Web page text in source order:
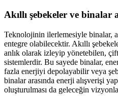
Akıllı şebekeler ve binalar
Teknolojinin ilerlemesiyle binalar,
entegre olabilecektir. Akıllı
anlık olarak izleyip yönetebilen,
sistemlerdir. Bu sayede binalar,
fazla enerjiyi depolayabilir veya
binalar arasında enerji alışverişi
oluşturulması da geleceğin